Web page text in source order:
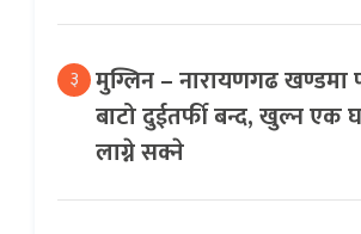
३ मुग्लिन – नारायणगढ खण्डमा
बाटो दुईतर्फी बन्द, खुल्न एक
लाग्ने सक्ने